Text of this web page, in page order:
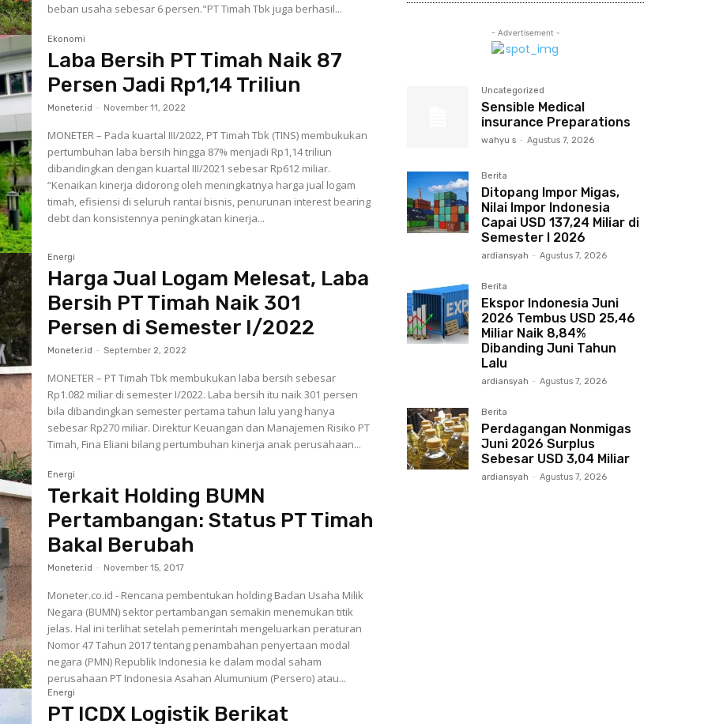
beban usaha sebesar 6 persen."PT Timah Tbk juga berhasil...
Ekonomi
Laba Bersih PT Timah Naik 87
Persen Jadi Rp1,14 Triliun
Moneter.id - November 11, 2022
MONETER – Pada kuartal III/2022, PT Timah Tbk (TINS) membukukan
pertumbuhan laba bersih hingga 87% menjadi Rp1,14 triliun
dibandingkan dengan kuartal III/2021 sebesar Rp612 miliar.
“Kenaikan kinerja didorong oleh meningkatnya harga jual logam
timah, efisiensi di seluruh rantai bisnis, penurunan interest bearing
debt dan konsistennya peningkatan kinerja...
Energi
Harga Jual Logam Melesat, Laba
Bersih PT Timah Naik 301
Persen di Semester I/2022
Moneter.id - September 2, 2022
MONETER – PT Timah Tbk membukukan laba bersih sebesar
Rp1.082 miliar di semester I/2022. Laba bersih itu naik 301 persen
bila dibandingkan semester pertama tahun lalu yang hanya
sebesar Rp270 miliar. Direktur Keuangan dan Manajemen Risiko PT
Timah, Fina Eliani bilang pertumbuhan kinerja anak perusahaan...
Energi
Terkait Holding BUMN
Pertambangan: Status PT Timah
Bakal Berubah
Moneter.id - November 15, 2017
Moneter.co.id - Rencana pembentukan holding Badan Usaha Milik
Negara (BUMN) sektor pertambangan semakin menemukan titik
jelas. Hal ini terlihat setelah pemerintah mengeluarkan peraturan
Nomor 47 Tahun 2017 tentang penambahan penyertaan modal
negara (PMN) Republik Indonesia ke dalam modal saham
perusahaan PT Indonesia Asahan Alumunium (Persero) atau...
Energi
PT ICDX Logistik Berikat
- Advertisement -
Uncategorized
Sensible Medical
insurance Preparations
wahyu s - Agustus 7, 2026
Berita
Ditopang Impor Migas,
Nilai Impor Indonesia
Capai USD 137,24 Miliar di
Semester I 2026
ardiansyah - Agustus 7, 2026
Berita
Ekspor Indonesia Juni
2026 Tembus USD 25,46
Miliar Naik 8,84%
Dibanding Juni Tahun
Lalu
ardiansyah - Agustus 7, 2026
Berita
Perdagangan Nonmigas
Juni 2026 Surplus
Sebesar USD 3,04 Miliar
ardiansyah - Agustus 7, 2026